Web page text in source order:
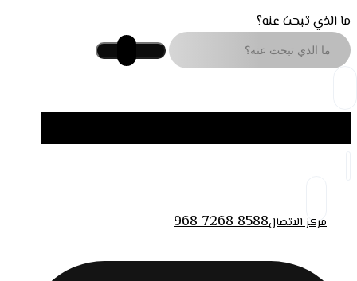
ما الذي تبحث عنه؟
مركز الاتصال968 7268 8588